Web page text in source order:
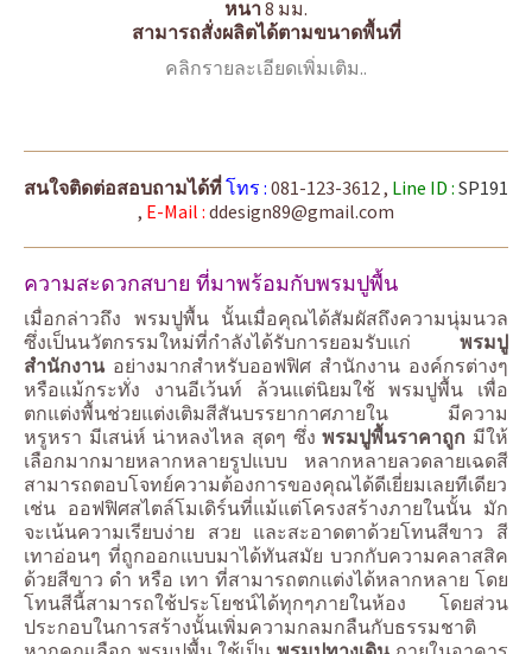
หนา8 มม.
สามารถสั่งผลิตได้ตามขนาดพื้นที่
คลิกรายละเอียดเพิ่มเติม..
สนใจติดต่อสอบถามได้ที่โทร : 081-123-3612 , Line ID : SP191
, E-Mail : ddesign89@gmail.com
ความสะดวกสบาย ที่มาพร้อมกับพรมปูพื้น
เมื่อกล่าวถึง พรมปูพื้น นั้นเมื่อคุณได้สัมผัสถึงความนุ่มนวล
ซึ่งเป็นนวัตกรรมใหม่ที่กำลังได้รับการยอมรับแก่ พรมปู
สำนักงานอย่างมากสำหรับออฟฟิศ สำนักงาน องค์กรต่างๆ
หรือแม้กระทั่ง งานอีเว้นท์ ล้วนแต่นิยมใช้ พรมปูพื้น เพื่อ
ตกแต่งพื้นช่วยแต่งเติมสีสันบรรยากาศภายใน มีความ
หรูหรา มีเสน่ห์ น่าหลงไหล สุดๆ ซึ่งพรมปูพื้นราคาถูก มีให้
เลือกมากมายหลากหลายรูปแบบ หลากหลายลวดลายเฉดสี
สามารถตอบโจทย์ความต้องการของคุณได้ดีเยี่ยมเลยทีเดียว
เช่น ออฟฟิศสไตล์โมเดิร์นที่แม้แต่โครงสร้างภายในนั้น มัก
จะเน้นความเรียบง่าย สวย และสะอาดตาด้วยโทนสีขาว สี
เทาอ่อนๆ ที่ถูกออกแบบมาได้ทันสมัย บวกกับความคลาสสิค
ด้วยสีขาว ดำ หรือ เทา ที่สามารถตกแต่งได้หลากหลาย โดย
โทนสีนี้สามารถใช้ประโยชน์ได้ทุกๆภายในห้อง โดยส่วน
ประกอบในการสร้างนั้นเพิ่มความกลมกลืนกับธรรมชาติ